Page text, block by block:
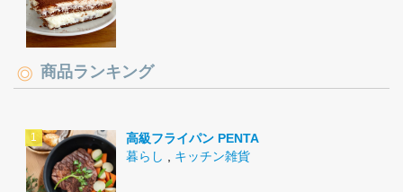
商品ランキング
高級フライパン PENTA
暮らし
キッチン雑貨